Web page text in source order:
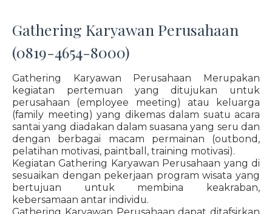
Gathering Karyawan Perusahaan
(0819-4654-8000)
Gathering Karyawan Perusahaan Merupakan
kegiatan pertemuan yang ditujukan untuk
perusahaan (employee meeting) atau keluarga
(family meeting) yang dikemas dalam suatu acara
santai yang diadakan dalam suasana yang seru dan
dengan berbagai macam permainan (outbond,
pelatihan motivasi, paintball, training motivasi).
Kegiatan Gathering Karyawan Perusahaan yang di
sesuaikan dengan pekerjaan program wisata yang
bertujuan untuk membina keakraban,
kebersamaan antar individu.